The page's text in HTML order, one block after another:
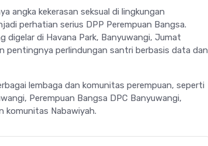
angka kekerasan seksual di lingkungan
perhatian serius DPP Perempuan Bangsa.
digelar di Havana Park, Banyuwangi, Jumat
pentingnya perlindungan santri berbasis data dan
lembaga dan komunitas perempuan, seperti
Perempuan Bangsa DPC Banyuwangi,
komunitas Nabawiyah.